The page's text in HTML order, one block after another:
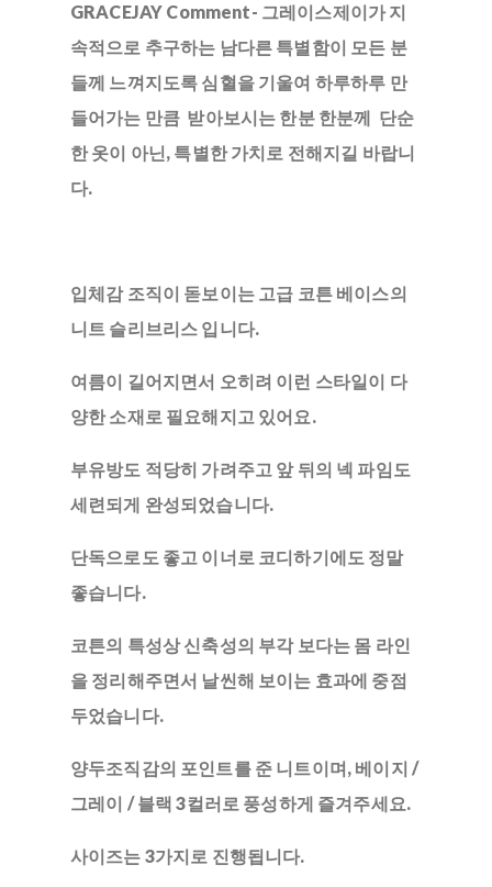
GRACEJAY Comment- 그레이스제이가 지
속적으로 추구하는 남다른 특별함이 모든 분
들께 느껴지도록 심혈을 기울여 하루하루 만
들어가는 만큼 받아보시는 한분 한분께 단순
한 옷이 아닌, 특별한 가치로 전해지길 바랍니
다.
입체감 조직이 돋보이는 고급 코튼 베이스의
니트 슬리브리스 입니다.
여름이 길어지면서 오히려 이런 스타일이 다
양한 소재로 필요해지고 있어요.
부유방도 적당히 가려주고 앞 뒤의 넥 파임도
세련되게 완성되었습니다.
단독으로도 좋고 이너로 코디하기에도 정말
좋습니다.
코튼의 특성상 신축성의 부각 보다는 몸 라인
을 정리해주면서 날씬해 보이는 효과에 중점
두었습니다.
양두조직감의 포인트를 준 니트이며, 베이지 /
그레이 / 블랙 3컬러로 풍성하게 즐겨주세요.
사이즈는 3가지로 진행됩니다.